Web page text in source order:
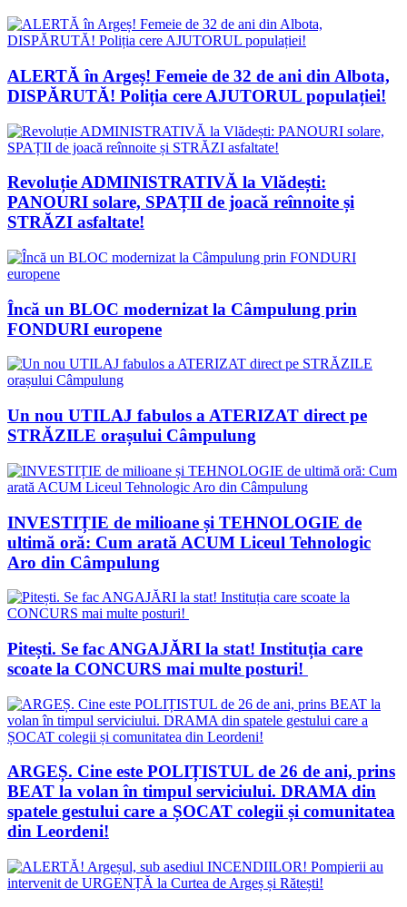
ALERTĂ în Argeș! Femeie de 32 de ani din Albota,
DISPĂRUTĂ! Poliția cere AJUTORUL populației!
Revoluție ADMINISTRATIVĂ la Vlădești:
PANOURI solare, SPAȚII de joacă reînnoite și
STRĂZI asfaltate!
Încă un BLOC modernizat la Câmpulung prin
FONDURI europene
Un nou UTILAJ fabulos a ATERIZAT direct pe
STRĂZILE orașului Câmpulung
INVESTIȚIE de milioane și TEHNOLOGIE de
ultimă oră: Cum arată ACUM Liceul Tehnologic
Aro din Câmpulung
Pitești. Se fac ANGAJĂRI la stat! Instituția care
scoate la CONCURS mai multe posturi!
ARGEȘ. Cine este POLIȚISTUL de 26 de ani, prins
BEAT la volan în timpul serviciului. DRAMA din
spatele gestului care a ȘOCAT colegii și comunitatea
din Leordeni!